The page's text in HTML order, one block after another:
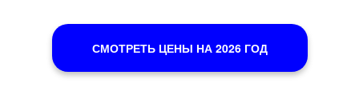
СМОТРЕТЬ ЦЕНЫ НА 2026 ГОД